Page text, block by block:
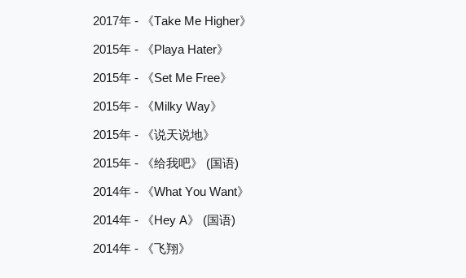
2017年 - 《Take Me Higher》
2015年 - 《Playa Hater》
2015年 - 《Set Me Free》
2015年 - 《Milky Way》
2015年 - 《说天说地》
2015年 - 《给我吧》 (国语)
2014年 - 《What You Want》
2014年 - 《Hey A》 (国语)
2014年 - 《飞翔》